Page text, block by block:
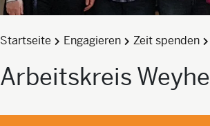
Startseite Engagieren Zeit spenden
Arbeitskreis Weyhe